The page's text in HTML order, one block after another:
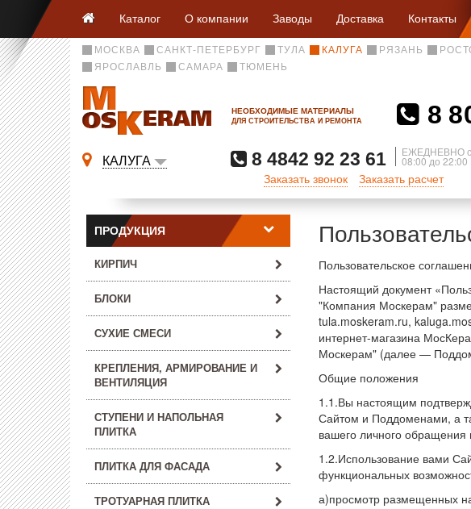
Каталог О компании Заводы Доставка Контакты
МОСКВА САНКТ-ПЕТЕРБУРГ ТУЛА КАЛУГА РЯЗАНЬ
ЯРОСЛАВЛЬ
САМАРА ТЮМЕНЬ
НЕОБХОДИМЫЕ МАТЕРИАЛЫ
ДЛЯ СТРОИТЕЛЬСТВА И РЕМОНТА 8
КАЛУГА 8 4842 92 23 61 ЕЖЕДНЕВНО с
08:00 до 22:00
Заказать звонок Заказать расчет
ПРОДУКЦИЯ
КИРПИЧ
БЛОКИ
СУХИЕ СМЕСИ
КРЕПЛЕНИЯ, АРМИРОВАНИЕ И
ВЕНТИЛЯЦИЯ
СТУПЕНИ И НАПОЛЬНАЯ
ПЛИТКА
ПЛИТКА ДЛЯ ФАСАДА
ТРОТУАРНАЯ ПЛИТКА
Пользовательское
Настоящий документ
"Компания Москерам"
tula.moskeram.ru,
интернет-магазина
Москерам" (далее —
Общие положения
1.1.Вы настоящим
Сайтом и Поддоменами, а
вашего личного
1.2.Использование вами
функциональных
а)просмотр размещенных